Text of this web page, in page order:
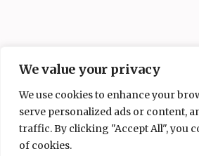
We value your privacy
We use cookies to enhance your
serve personalized ads or content,
traffic. By clicking "Accept All", you
of cookies.
Copyright © 2026
Diese Website benutzt Cookies. Wenn
nutzt, gehen wir von deinem